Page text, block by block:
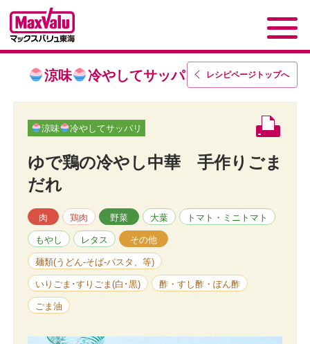
レシピページトップへ
涼味 冷やしてサッパリ
涼味 冷やしてサッパリ
ゆで鶏の冷やし中華 手作りごま
だれ
肉 鶏肉 野菜 大葉 トマト・ミニトマト
もやし レタス その他
麺類(うどん-そば-パスタ、等)
いりごま･すりごま(白･黒) 酢・すし酢・ぽん酢
ごま油